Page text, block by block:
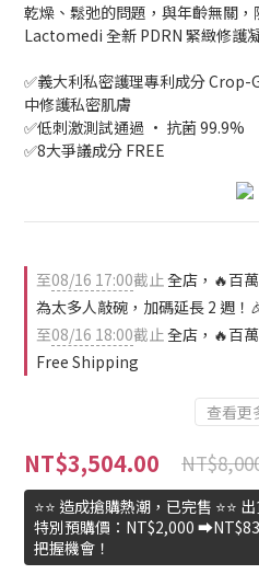
乾燥、鬆弛的問題，與年齡無關
Lactomedi 全新 PDRN 緊緻修護
✅義大利私密護理專利成分
中修護私密肌膚
✅低刺激測試通過 · 抗菌 99.9%
✅8大爭議成分 FREE
至08/16 17:00截止全店，🔥百
為太多人敲碗，加碼延長 2 週！
至08/16 18:00截止全店，🔥百
Free Shipping
查看更
NT$3,504.00
⭐⭐ 造成搶購熱潮，已完售 ⭐⭐
特別預購價：NT$2,000
把握機會！